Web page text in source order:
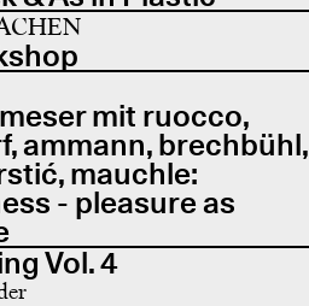
mit ruocco,
ammann, brechbühl,
mauchle:
- pleasure as
Vol. 4